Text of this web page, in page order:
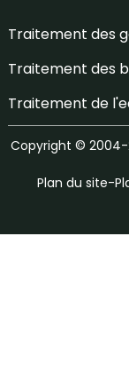
Traitement des
Traitement des
Traitement de
Copyright © 2004-
Plan du site-